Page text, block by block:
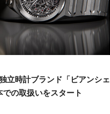
立時計ブランド「ビアンシェ
での取扱いをスタート